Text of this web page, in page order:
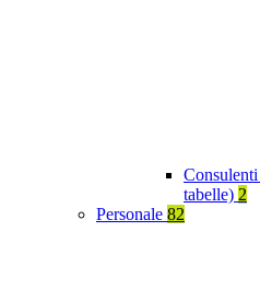
tabelle) 2
Personale 82